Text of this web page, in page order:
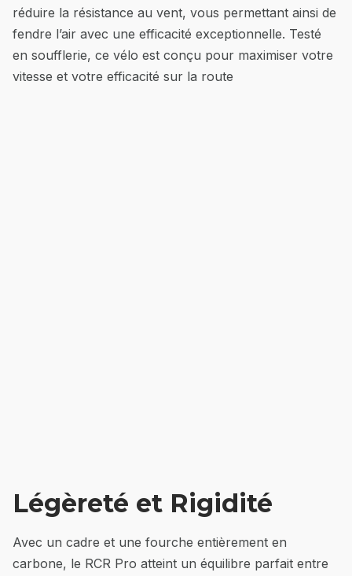
réduire la résistance au vent, vous permettant ainsi de
fendre l’air avec une efficacité exceptionnelle. Testé
en soufflerie, ce vélo est conçu pour maximiser votre
vitesse et votre efficacité sur la route
Légèreté et Rigidité
Avec un cadre et une fourche entièrement en
carbone, le RCR Pro atteint un équilibre parfait entre